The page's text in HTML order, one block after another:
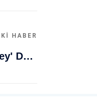
HABER
Muğla Bodrum'da Lüks Süper Yat 'Golden Odyssey' Demirledi